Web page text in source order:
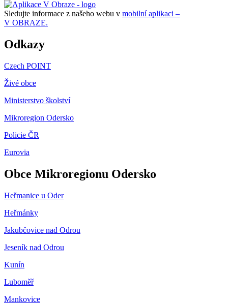
Sledujte informace z našeho webu v mobilní aplikaci –
V OBRAZE.
Odkazy
Czech POINT
Živé obce
Ministerstvo školství
Mikroregion Odersko
Policie ČR
Eurovia
Obce Mikroregionu Odersko
Heřmanice u Oder
Heřmánky
Jakubčovice nad Odrou
Jeseník nad Odrou
Kunín
Luboměř
Mankovice